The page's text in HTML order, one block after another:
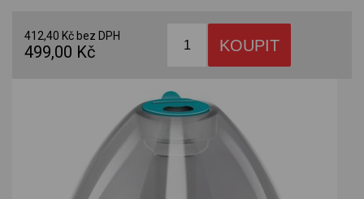
412,40 Kč bez DPH
499,00 Kč